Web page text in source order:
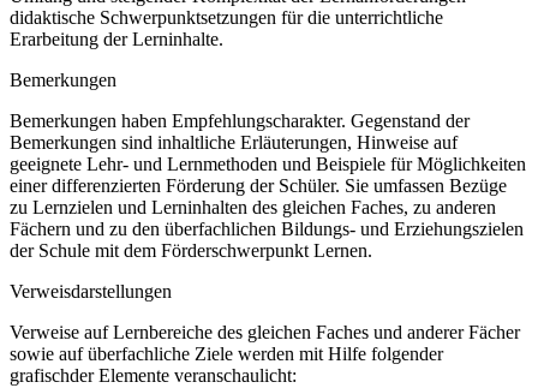
didaktische Schwerpunktsetzungen für die unterrichtliche
Erarbeitung der Lerninhalte.
Bemerkungen
Bemerkungen haben Empfehlungscharakter. Gegenstand der
Bemerkungen sind inhaltliche Erläuterungen, Hinweise auf
geeignete Lehr- und Lernmethoden und Beispiele für Möglichkeiten
einer differenzierten Förderung der Schüler. Sie umfassen Bezüge
zu Lernzielen und Lerninhalten des gleichen Faches, zu anderen
Fächern und zu den überfachlichen Bildungs- und Erziehungszielen
der Schule mit dem Förderschwerpunkt Lernen.
Verweisdarstellungen
Verweise auf Lernbereiche des gleichen Faches und anderer Fächer
sowie auf überfachliche Ziele werden mit Hilfe folgender
grafischder Elemente veranschaulicht: